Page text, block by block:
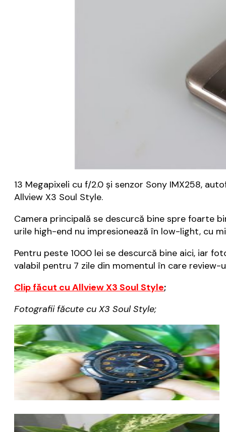
13 Megapixeli cu f/2.0 și senzor Sony IMX258,
Allview X3 Soul Style.
Camera principală se descurcă bine spre foarte
urile high-end nu impresionează în low-light, cu
Pentru peste 1000 lei se descurcă bine aici, iar
valabil pentru 7 zile din momentul în care review-
Clip făcut cu Allview X3 Soul Style;
Fotografii făcute cu X3 Soul Style;